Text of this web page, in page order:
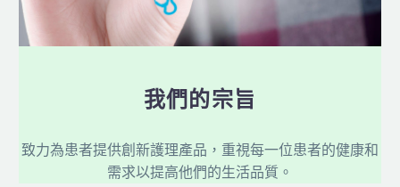
我們的宗旨
致力為患者提供創新護理產品，重視每一位患者的健康和
需求以提高他們的生活品質。